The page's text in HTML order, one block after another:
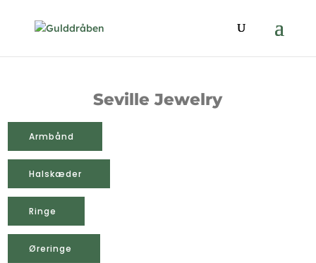
Seville Jewelry
Armbånd
Halskæder
Ringe
Øreringe